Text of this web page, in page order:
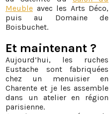
Meuble avec les Arts Déco,
puis au Domaine de
Boisbuchet.
Et maintenant ?
Aujourd’hui, les ruches
Eustache sont fabriquées
chez un menuisier en
Charente et je les assemble
dans un atelier en région
parisienne.